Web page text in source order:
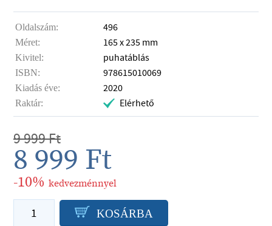
Oldalszám: 496
Méret: 165 x 235 mm
Kivitel: puhatáblás
ISBN: 978615010069
Kiadás éve: 2020
Raktár: . Elérhető
9 999Ft
8 999 Ft
-10% kedvezménnyel
P KOSÁRBA